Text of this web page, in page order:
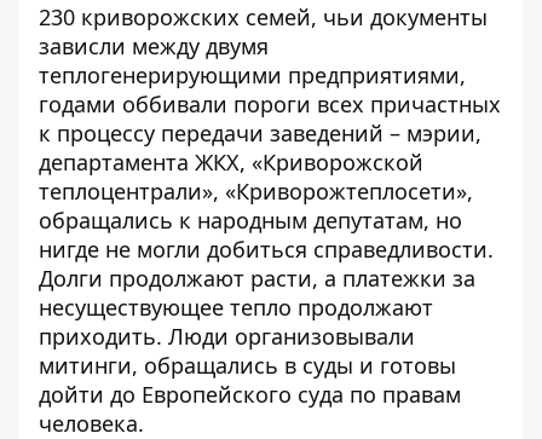
230 криворожских семей, чьи документы
зависли между двумя
теплогенерирующими предприятиями,
годами оббивали пороги всех причастных
к процессу передачи заведений – мэрии,
департамента ЖКХ, «Криворожской
теплоцентрали», «Криворожтеплосети»,
обращались к народным депутатам, но
нигде не могли добиться справедливости.
Долги продолжают расти, а платежки за
несуществующее тепло продолжают
приходить. Люди организовывали
митинги, обращались в суды и готовы
дойти до Европейского суда по правам
человека.